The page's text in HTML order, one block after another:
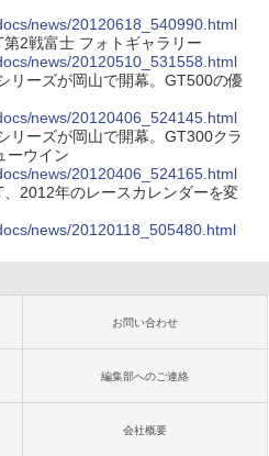
news/20120618_540990.html
第2戦富士 フォトギャラリー
news/20120510_531558.html
リーズが岡山で開幕。GT500の優
news/20120406_524145.html
リーズが岡山で開幕。GT300クラ
ーウイン
news/20120406_524165.html
、2012年のレースカレンダーを変
news/20120118_505480.html
お問い合わせ
編集部へのご連絡
会社概要